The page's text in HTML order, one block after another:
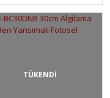
TÜKENDİ